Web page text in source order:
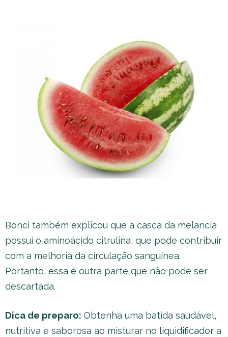
Bonci também explicou que a casca da melancia
possui o aminoácido citrulina, que pode contribuir
com a melhoria da circulação sanguínea.
Portanto, essa é outra parte que não pode ser
descartada.
Dica de preparo: Obtenha uma batida saudável,
nutritiva e saborosa ao misturar no liquidificador a